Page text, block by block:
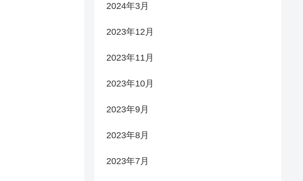
2024年3月
2023年12月
2023年11月
2023年10月
2023年9月
2023年8月
2023年7月